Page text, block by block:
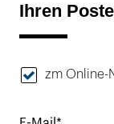
Ihren
zm Online-